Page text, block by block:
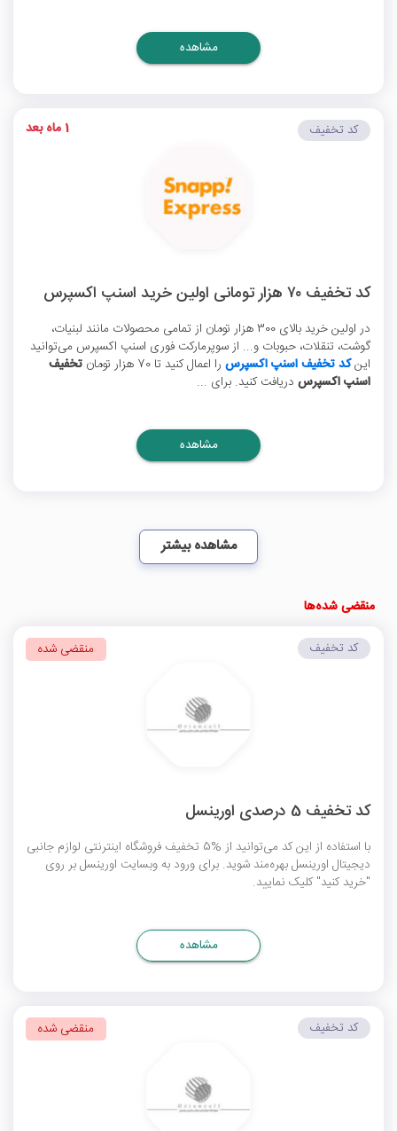
مشاهده
کد تخفیف ۷۰ هزار تومانی اولین خرید اسنپ اکسپرس
در اولین خرید بالای 300 هزار تومان از تمامی محصولات مانند لبنیات،
گوشت، تنقلات، حبوبات و... از سوپرمارکت فوری اسنپ اکسپرس می‌توانید
اینکد تخفیف اسنپ اکسپرس را اعمال کنید تا 70 هزار تومان
تخفیف
اسنپ اکسپرس دریافت کنید. برای ...
کد تخفیف 1 ماه بعد
مشاهده
مشاهده بیشتر
منقضی شده‌ها
کد تخفیف 5 درصدی اورینسل
با استفاده از این کد می‌توانید از %5 تخفیف فروشگاه اینترنتی لوازم جانبی
دیجیتال اورینسل بهره‌مند شوید. برای ورود به وبسایت اورینسل بر روی
"خرید کنید" کلیک نمایید.
کد تخفیف منقضی شده
مشاهده
کد تخفیف منقضی شده